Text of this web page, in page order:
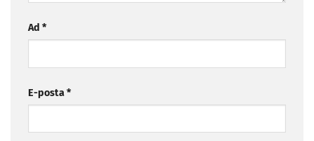
Ad *
E-posta*